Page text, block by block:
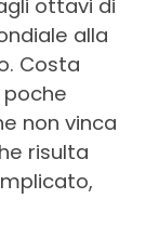
ottavi di
alla
Costa
non vinca
risulta